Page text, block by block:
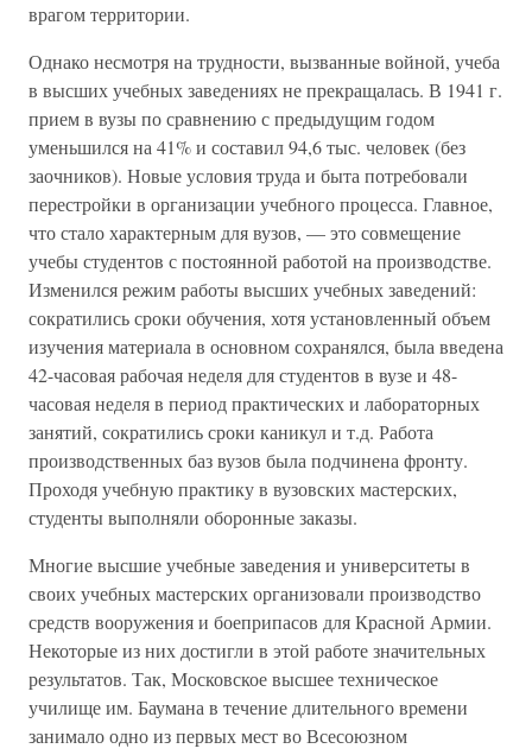
врагом территории.
Однако несмотря на трудности, вызванные войной, учеба
в высших учебных заведениях не прекращалась. В 1941 г.
прием в вузы по сравнению с предыдущим годом
уменьшился на 41% и составил 94,6 тыс. человек (без
заочников). Новые условия труда и быта потребовали
перестройки в организации учебного процесса. Главное,
что стало характерным для вузов, — это совмещение
учебы студентов с постоянной работой на производстве.
Изменился режим работы высших учебных заведений:
сократились сроки обучения, хотя установленный объем
изучения материала в основном сохранялся, была введена
42-часовая рабочая неделя для студентов в вузе и 48-
часовая неделя в период практических и лабораторных
занятий, сократились сроки каникул и т.д. Работа
производственных баз вузов была подчинена фронту.
Проходя учебную практику в вузовских мастерских,
студенты выполняли оборонные заказы.
Многие высшие учебные заведения и университеты в
своих учебных мастерских организовали производство
средств вооружения и боеприпасов для Красной Армии.
Некоторые из них достигли в этой работе значительных
результатов. Так, Московское высшее техническое
училище им. Баумана в течение длительного времени
занимало одно из первых мест во Всесоюзном